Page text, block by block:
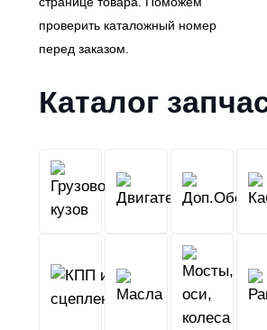
проверить каталожный номер
перед заказом.
Каталог
Грузовой
кузов
КПП